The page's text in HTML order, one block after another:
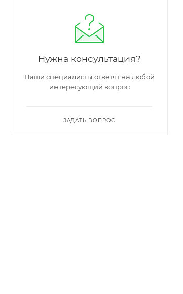
Нужна консультация?
Наши специалисты ответят на любой
интересующий вопрос
ЗАДАТЬ ВОПРОС